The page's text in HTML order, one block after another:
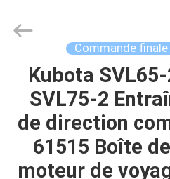
APERÇU
PRODUITS
VIDÉOS
Machinery
Commande
Kubota
SVL75-2
de direction
61515 Boîte
moteur de